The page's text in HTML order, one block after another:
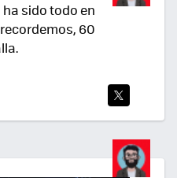
ha sido todo en
60
TWI
TEA
R